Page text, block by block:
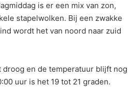
is er een mix van zon,
stapelwolken. Bij een zwakke
wordt het van noord naar zuid
droog en de temperatuur blijft nog
uur is het 19 tot 21 graden.